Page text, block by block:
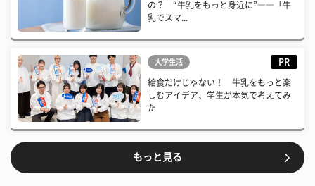
の？ “牛乳をもっと身近に”――「牛
乳でスマ...
大学生活 PR
給食だけじゃない！ 牛乳をもっと楽
しむアイデア、学生が本気で考えてみ
た
もっと見る